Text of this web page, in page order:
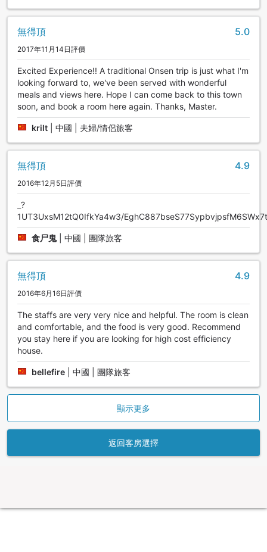
無得頂 5.0
2017年11月14日評價
Excited Experience!! A traditional Onsen trip is just what I'm
looking forward to, we've been served with wonderful
meals and views here. Hope I can come back to this town
soon, and book a room here again. Thanks, Master.
krilt 中國 | 夫婦/情侶旅客
無得頂 4.9
2016年12月5日評價
_?
1UT3UxsM12tQ0IfkYa4w3/
食尸鬼| 中國 | 團隊旅客
無得頂 4.9
2016年6月16日評價
The staffs are very very nice and helpful. The room is clean
and comfortable, and the food is very good. Recommend
you stay here if you are looking for high cost efficiency
house.
bellefire 中國 | 團隊旅客
顯示更多
返回客房選擇